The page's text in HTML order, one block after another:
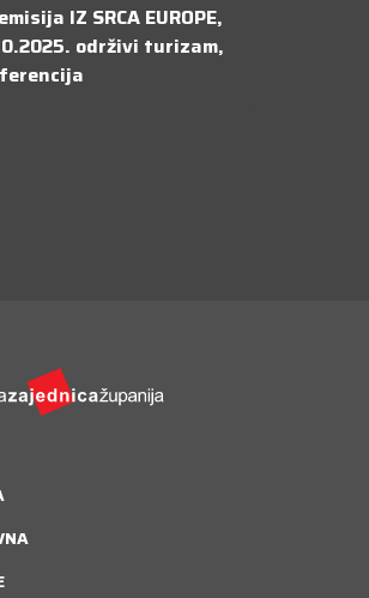
IZ SRCA EUROPE,
održivi turizam,